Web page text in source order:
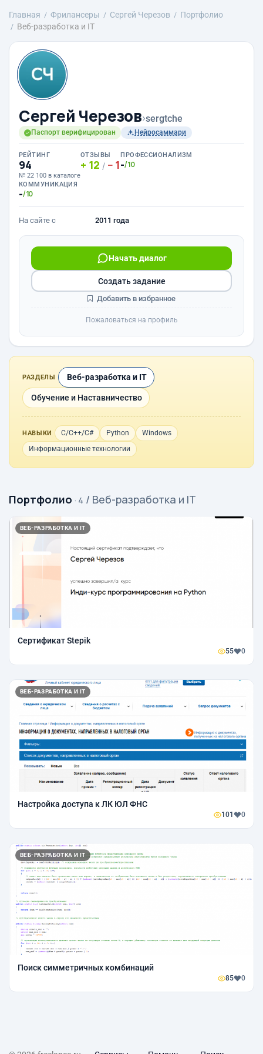
Главная Фрилансеры Сергей Черезов
Портфолио
Веб-разработка и IT
Сергей Черезов›sergtche
Паспорт верифицирован Нейросаммари
РЕЙТИНГ
94
№ 22 100 в каталоге
ОТЗЫВЫ
12 / 1
ПРОФЕССИОНАЛИЗМ
-/10
КОММУНИКАЦИЯ
-/10
На сайте с 2011 года
Начать диалог
Создать задание
Добавить в избранное
Пожаловаться на профиль
РАЗДЕЛЫ Веб-разработка и IT
Обучение и Наставничество
НАВЫКИ C/C++/C# Python
Windows
Информационные технологии
Портфолио · 4 / Веб-разработка и IT
ВЕБ-РАЗРАБОТКА И IT
Сертификат Stepik
55 0
ВЕБ-РАЗРАБОТКА И IT
Настройка доступа к ЛК ЮЛ ФНС
101 0
ВЕБ-РАЗРАБОТКА И IT
Поиск симметричных комбинаций
85 0